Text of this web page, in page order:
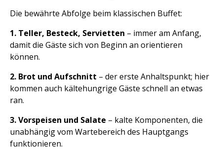
Die bewährte Abfolge beim klassischen Buffet:
1. Teller, Besteck, Servietten – immer am Anfang,
damit die Gäste sich von Beginn an orientieren
können.
2. Brot und Aufschnitt – der erste Anhaltspunkt; hier
kommen auch kältehungrige Gäste schnell an etwas
ran.
3. Vorspeisen und Salate – kalte Komponenten, die
unabhängig vom Wartebereich des Hauptgangs
funktionieren.